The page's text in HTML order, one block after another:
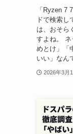
「Ryzen
ドで検索し
は、おそら
すよね。
めとけ」「
いい」なん
2026年3月